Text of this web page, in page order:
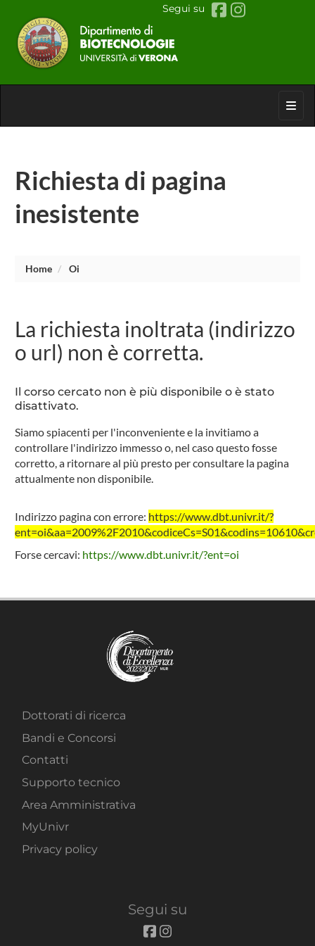
Segui su
Richiesta di pagina
inesistente
Home Oi
La richiesta inoltrata (indirizzo
o url) non è corretta.
Il corso cercato non è più disponibile o è stato
disattivato.
Siamo spiacenti per l'inconveniente e la invitiamo a
controllare l'indirizzo immesso o, nel caso questo fosse
corretto, a ritornare al più presto per consultare la pagina
attualmente non disponibile.
Indirizzo pagina con errore: https://www.dbt.univr.it/?
Forse cercavi: https://www.dbt.univr.it/?ent=oi
Dottorati di ricerca
Bandi e Concorsi
Contatti
Supporto tecnico
Area Amministrativa
MyUnivr
Privacy policy
Segui su